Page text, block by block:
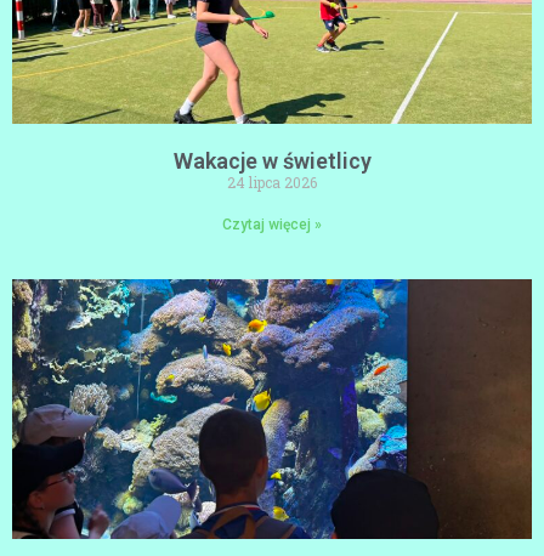
Wakacje w świetlicy
24 lipca 2026
Czytaj więcej »